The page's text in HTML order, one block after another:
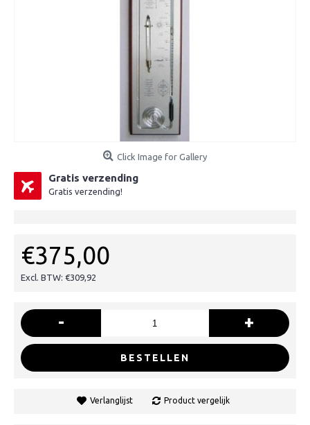
Click Image for Gallery
Gratis verzending
Gratis verzending!
€375,00
Excl. BTW: €309,92
- +
BESTELLEN
Verlanglijst Product vergelijk